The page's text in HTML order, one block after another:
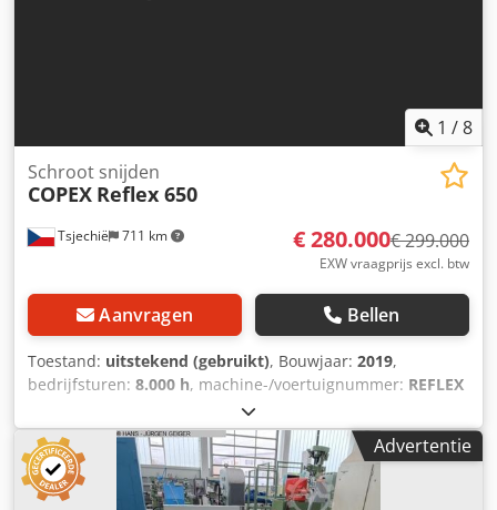
1 /8
Tsjechië 711 km
Schroot snijden
COPEX Reflex 650
€ 280.000€ 299.000
EXW vraagprijs excl. btw
Aanvragen Bellen
Toestand: uitstekend (gebruikt), Bouwjaar: 2019,
bedrijfsturen: 8.000 h, machine-/voertuignummer: REFLEX
, Dit is een volledig functionele machine die in
december 2025 klaar zal zijn voor levering. De machine is
inclusief beladingstafel en heeft afmetingen van 6000 *
2500 mm. De lengte van de kamer bedraagt 6000 mm. De
verwachte status per 31 december 2025 zal ongeveer 8.800
Advertentie